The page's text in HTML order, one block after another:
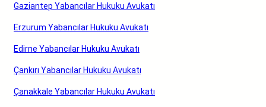
Gaziantep Yabancılar Hukuku Avukatı
Erzurum Yabancılar Hukuku Avukatı
Edirne Yabancılar Hukuku Avukatı
Çankırı Yabancılar Hukuku Avukatı
Çanakkale Yabancılar Hukuku Avukatı